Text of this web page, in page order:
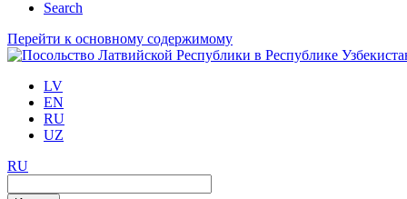
Search
Перейти к основному содержимому
LV
EN
RU
UZ
RU